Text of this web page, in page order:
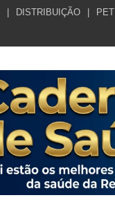
DISTRIBUIÇÃO PET